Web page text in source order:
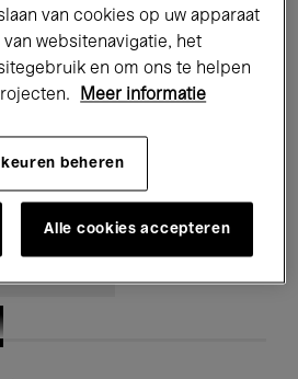
Lezingen & Debatten
Muziek Global Music
Kids’ Palace
van cookies op uw apparaat
websitenavigatie, het
en om ons te helpen
Meer informatie
beheren
Alle cookies accepteren